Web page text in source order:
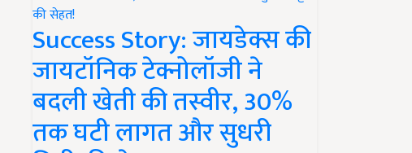
Success Story: जायडेक्स की
जायटॉनिक टेक्नोलॉजी ने
बदली खेती की तस्वीर, 30%
तक घटी लागत और सुधरी